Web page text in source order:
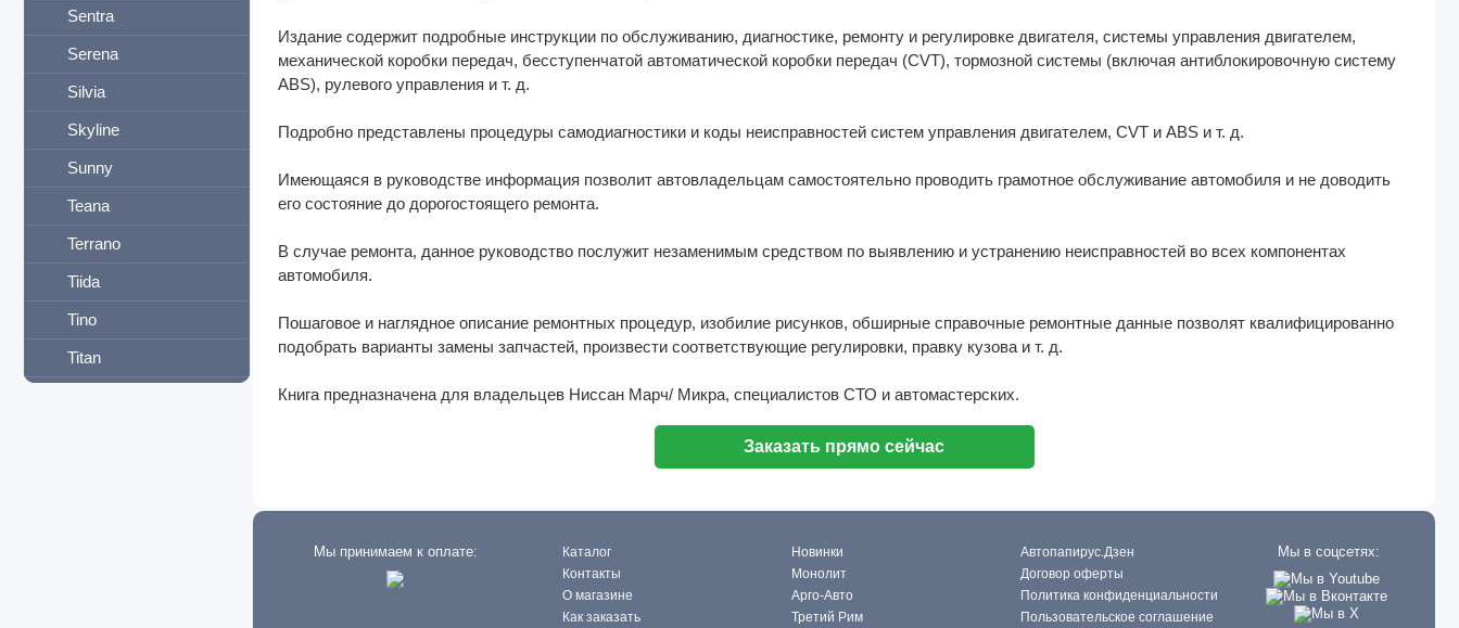
Sentra
Serena
Silvia
Skyline
Sunny
Teana
Terrano
Tiida
Tino
Titan
Издание содержит подробные инструкции по обслуживанию, диагностике, ремонту и регулировке двигателя, системы управления двигателем,
механической коробки передач, бесступенчатой автоматической коробки передач (CVT), тормозной системы (включая антиблокировочную систему
ABS), рулевого управления и т. д.
Подробно представлены процедуры самодиагностики и коды неисправностей систем управления двигателем, CVT и ABS и т. д.
Имеющаяся в руководстве информация позволит автовладельцам самостоятельно проводить грамотное обслуживание автомобиля и не доводить
его состояние до дорогостоящего ремонта.
В случае ремонта, данное руководство послужит незаменимым средством по выявлению и устранению неисправностей во всех компонентах
автомобиля.
Пошаговое и наглядное описание ремонтных процедур, изобилие рисунков, обширные справочные ремонтные данные позволят квалифицированно
подобрать варианты замены запчастей, произвести соответствующие регулировки, правку кузова и т. д.
Книга предназначена для владельцев Ниссан Марч/ Микра, специалистов СТО и автомастерских.
Заказать прямо сейчас
Мы принимаем к оплате:
Каталог
Контакты
О магазине
Как заказать
Новинки
Монолит
Арго-Авто
Третий Рим
Автопапирус.Дзен
Договор оферты
Политика конфиденциальности
Пользовательское соглашение
Мы в соцсетях: